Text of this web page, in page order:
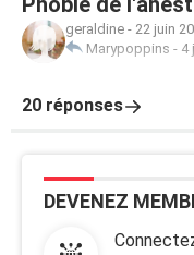
geraldine - 22 juin
Marypoppins - 4
20 réponses
DEVENEZ